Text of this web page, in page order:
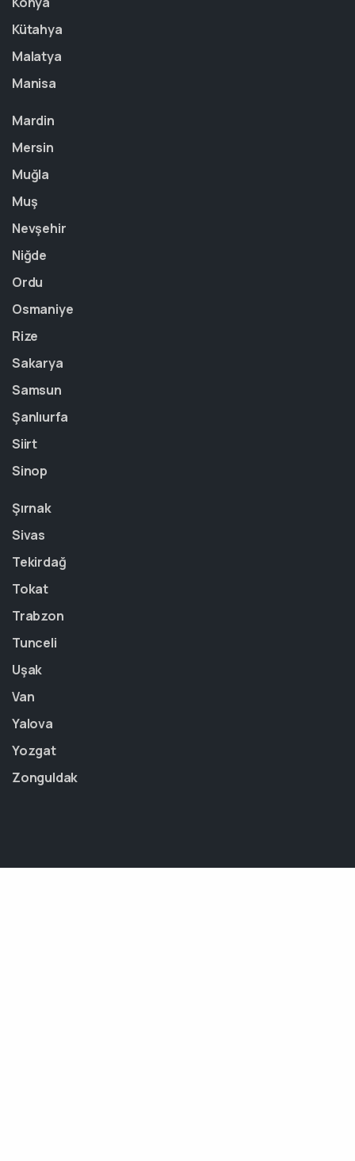
Kütahya
Malatya
Manisa
Mardin
Mersin
Muğla
Muş
Nevşehir
Niğde
Ordu
Osmaniye
Rize
Sakarya
Samsun
Şanlıurfa
Siirt
Sinop
Şırnak
Sivas
Tekirdağ
Tokat
Trabzon
Tunceli
Uşak
Van
Yalova
Yozgat
Zonguldak